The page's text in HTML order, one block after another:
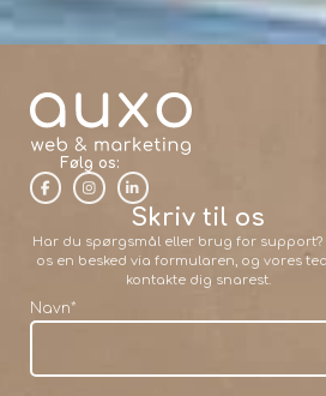
Følg os:
Skriv til os
Har du spørgsmål eller brug for support?
os en besked via formularen, og vores
kontakte dig snarest.
Navn*